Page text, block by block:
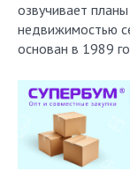
озвучивает
недвижимостью
основан в 1989